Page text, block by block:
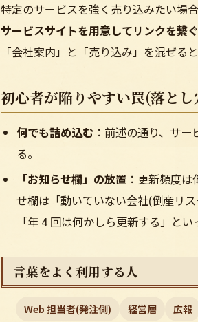
特定のサービスを強く売り込みたい場
サービスサイトを用意してリンクを繋
「会社案内」と「売り込み」を混ぜる
初心者が陥りやすい罠(落とし
何でも詰め込む：前述の通り、サー
る。
「お知らせ欄」の放置：更新頻度は
せ欄は「動いていない会社(倒産リ
「年 4 回は何かしら更新する」と
言葉をよく利用する人
Web 担当者(発注側) 経営層 広報